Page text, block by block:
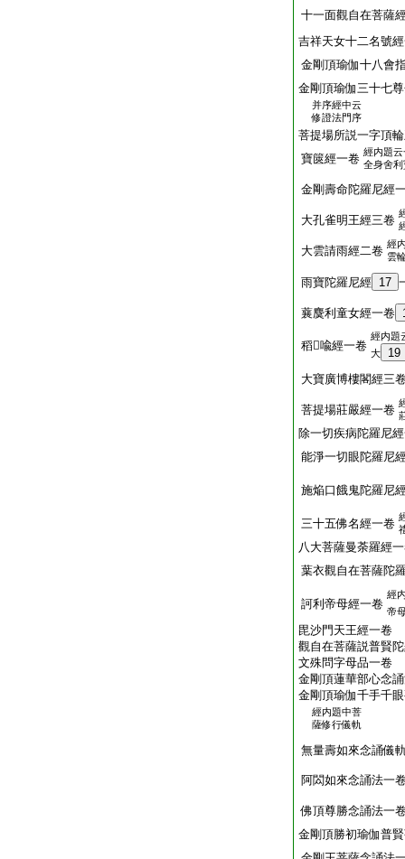
十一面觀自在菩薩
吉祥天女十二名號
金剛頂瑜伽十八會
金剛頂瑜伽三十七
并序經中云
修證法門序
菩提場所説一字頂
寶篋經一卷 經内題
全身舍
金剛壽命陀羅尼經
大孔雀明王經三卷
大雲請雨經二卷 經
雲
雨寶陀羅尼經 17
蘘麌利童女經一卷
稻𦼮喩經一卷
經内題
大
19
大寶廣博樓閣經三
菩提場莊嚴經一卷
除一切疾病陀羅尼
能淨一切眼陀羅尼
施焔口餓鬼陀羅尼
三十五佛名經一卷
八大菩薩曼荼羅經
葉衣觀自在菩薩陀
訶利帝母經一卷
經
帝
毘沙門天王經一卷
觀自在菩薩説普賢
文殊問字母品一卷
金剛頂蓮華部心念
金剛頂瑜伽千手千
經内題中菩
薩修行儀軌
無量壽如來念誦儀
阿閦如來念誦法一
佛頂尊勝念誦法一
金剛頂勝初瑜伽普